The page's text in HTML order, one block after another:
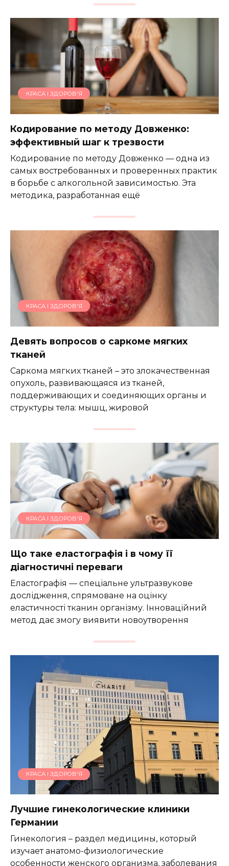
КРАСА І ЗДОРОВ'Я
Кодирование по методу Довженко:
эффективный шаг к трезвости
Кодирование по методу Довженко — одна из
самых востребованных и проверенных практик
в борьбе с алкогольной зависимостью. Эта
методика, разработанная ещё
КРАСА І ЗДОРОВ'Я
Девять вопросов о саркоме мягких
тканей
Саркома мягких тканей – это злокачественная
опухоль, развивающаяся из тканей,
поддерживающих и соединяющих органы и
структуры тела: мышц, жировой
КРАСА І ЗДОРОВ'Я
Що таке еластографія і в чому її
діагностичні переваги
Еластографія — спеціальне ультразвукове
дослідження, спрямоване на оцінку
еластичності тканин організму. Інноваційний
метод дає змогу виявити новоутворення
КРАСА І ЗДОРОВ'Я
Лучшие гинекологические клиники
Германии
Гинекология – раздел медицины, который
изучает анатомо-физиологические
особенности женского организма, заболевания